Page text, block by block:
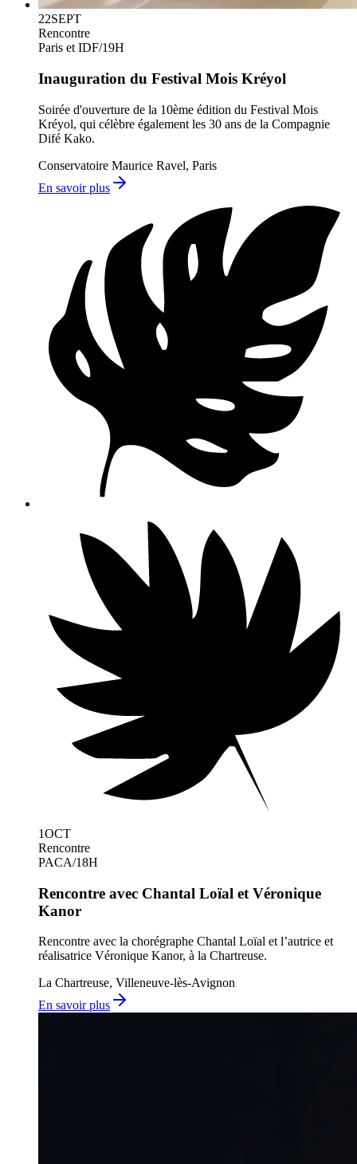
22SEPT
Rencontre
Paris et IDF/19H
Inauguration du Festival Mois Kréyol
Soirée d'ouverture de la 10ème édition du Festival Mois
Kréyol, qui célèbre également les 30 ans de la Compagnie
Difé Kako.
Conservatoire Maurice Ravel, Paris
En savoir plus
1OCT
Rencontre
PACA/18H
Rencontre avec Chantal Loïal et Véronique
Kanor
Rencontre avec la chorégraphe Chantal Loïal et l’autrice et
réalisatrice Véronique Kanor, à la Chartreuse.
La Chartreuse, Villeneuve-lès-Avignon
En savoir plus